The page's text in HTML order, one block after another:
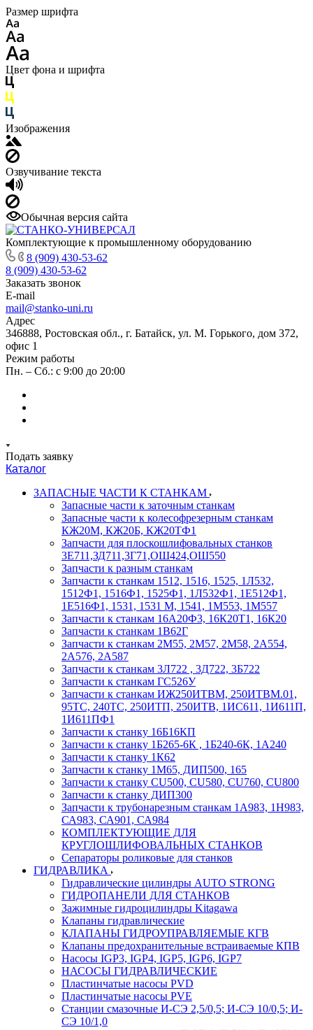
Размер шрифта
Цвет фона и шрифта
Изображения
Озвучивание текста
Обычная версия сайта
Комплектующие к промышленному оборудованию
8 (909) 430-53-62
8 (909) 430-53-62
Заказать звонок
E-mail
mail@stanko-uni.ru
Адрес
346888, Ростовская обл., г. Батайск, ул. М. Горького, дом 372,
офис 1
Режим работы
Пн. – Сб.: с 9:00 до 20:00
Подать заявку
Каталог
ЗАПАСНЫЕ ЧАСТИ К СТАНКАМ
Запасные части к заточным станкам
Запасные части к колесофрезерным станкам
КЖ20М, КЖ20Б, КЖ20ТФ1
Запчасти для плоскошлифовальных станков
3Е711,ЗД711,3Г71,ОШ424,ОШ550
Запчасти к разным станкам
Запчасти к станкам 1512, 1516, 1525, 1Л532,
1512Ф1, 1516Ф1, 1525Ф1, 1Л532Ф1, 1Е512Ф1,
1Е516Ф1, 1531, 1531 М, 1541, 1М553, 1М557
Запчасти к станкам 16А20Ф3, 16К20Т1, 16К20
Запчасти к станкам 1В62Г
Запчасти к станкам 2М55, 2М57, 2М58, 2А554,
2А576, 2А587
Запчасти к станкам 3Л722 , 3Д722, 3Б722
Запчасти к станкам ГС526У
Запчасти к станкам ИЖ250ИТВМ, 250ИТВМ.01,
95ТС, 240ТС, 250ИТП, 250ИТВ, 1ИС611, 1И611П,
1И611ПФ1
Запчасти к станку 16Б16КП
Запчасти к станку 1Б265-6К , 1Б240-6К, 1А240
Запчасти к станку 1К62
Запчасти к станку 1М65, ДИП500, 165
Запчасти к станку CU500, CU580, CU760, CU800
Запчасти к станку ДИП300
Запчасти к трубонарезным станкам 1А983, 1Н983,
СА983, СА901, СА984
КОМПЛЕКТУЮЩИЕ ДЛЯ
КРУГЛОШЛИФОВАЛЬНЫХ СТАНКОВ
Сепараторы роликовые для станков
ГИДРАВЛИКА
Гидравлические цилиндры AUTO STRONG
ГИДРОПАНЕЛИ ДЛЯ СТАНКОВ
Зажимные гидроцилиндры Kitagawa
Клапаны гидравлические
КЛАПАНЫ ГИДРОУПРАВЛЯЕМЫЕ КГВ
Клапаны предохранительные встраиваемые КПВ
Насосы IGP3, IGP4, IGP5, IGP6, IGP7
НАСОСЫ ГИДРАВЛИЧЕСКИЕ
Пластинчатые насосы PVD
Пластинчатые насосы PVE
Станции смазочные И-СЭ 2,5/0,5; И-СЭ 10/0,5; И-
СЭ 10/1,0